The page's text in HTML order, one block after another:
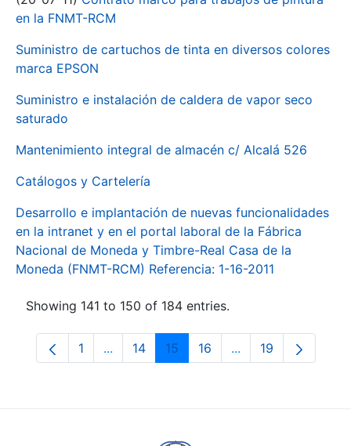
en la FNMT-RCM
Suministro de cartuchos de tinta en diversos colores
marca EPSON
Suministro e instalación de caldera de vapor seco
saturado
Mantenimiento integral de almacén c/ Alcalá 526
Catálogos y Cartelería
Desarrollo e implantación de nuevas funcionalidades
en la intranet y en el portal laboral de la Fábrica
Nacional de Moneda y Timbre-Real Casa de la
Moneda (FNMT-RCM) Referencia: 1-16-2011
Showing 141 to 150 of 184 entries.
Page
1 ...Intermediate Pages Use TAB to navigate.
Page
14 Page
15 Page
16 ...Intermediate
Page
19